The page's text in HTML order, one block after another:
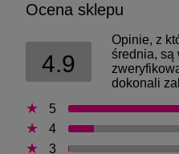
Ocena sklepu
4.9
Opinie, z
średnia, są
dokonali
5
4
3